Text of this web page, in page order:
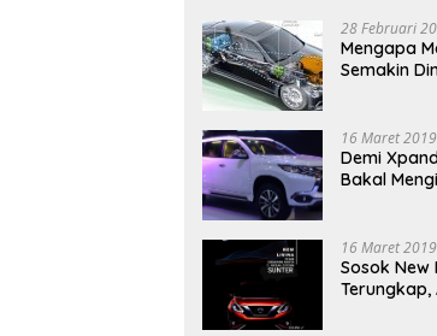
28 Februari
Mengapa
Semakin
16 Maret 2019
Demi
Bakal
16 Maret 2019
Sosok New
Terungkap,